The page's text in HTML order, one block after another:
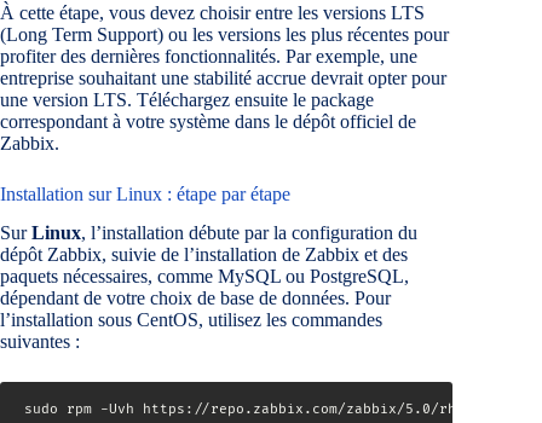
À cette étape, vous devez choisir entre les versions LTS
(Long Term Support) ou les versions les plus récentes pour
profiter des dernières fonctionnalités. Par exemple, une
entreprise souhaitant une stabilité accrue devrait opter pour
une version LTS. Téléchargez ensuite le package
correspondant à votre système dans le dépôt officiel de
Zabbix.
Installation sur Linux : étape par étape
SurLinux, l’installation débute par la configuration du
dépôt Zabbix, suivie de l’installation de Zabbix et des
paquets nécessaires, comme MySQL ou PostgreSQL,
dépendant de votre choix de base de données. Pour
l’installation sous CentOS, utilisez les commandes
suivantes :
sudo rpm -Uvh https://repo.zabbix.com/zabbix/5.0/rhel/7/